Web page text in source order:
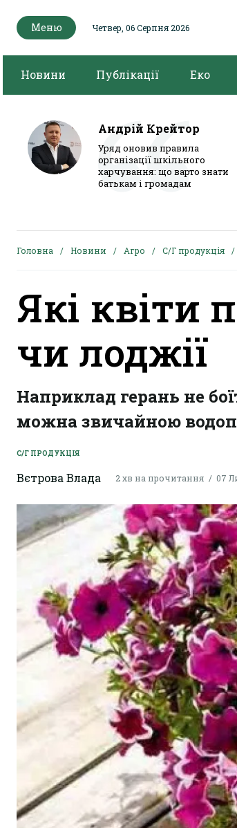
Меню Четвер, 06 Серпня 2026
Новини Публікації Еко
Андрій Крейтор
Уряд оновив правила
організації шкільного
харчування: що варто знати
батькам і громадам
Головна Новини Агро С/Г продукція
Які квіти
чи лоджії
Наприклад герань не
можна звичайною
С/Г ПРОДУКЦІЯ
Вєтрова Влада 2 хв на прочитання 07